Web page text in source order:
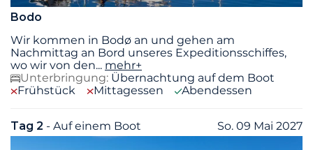
Bodo
Wir kommen in Bodø an und gehen am
Nachmittag an Bord unseres Expeditionsschiffes,
wo wir von den... mehr+
Unterbringung: Übernachtung auf dem Boot
Frühstück
Mittagessen Abendessen
Tag 2 - Auf einem Boot So. 09 Mai 2027